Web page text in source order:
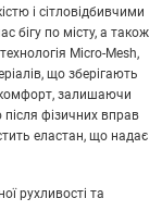
і сітловідбивчими
бігу по місту, а також
Micro-Mesh,
що зберігають
комфорт, залишаючи
після фізичних вправ
еластан, що надає
рухливості та